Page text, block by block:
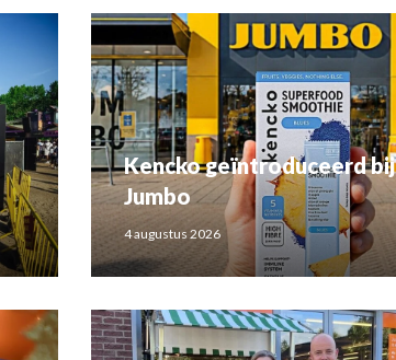
Kencko geïntroduceerd bij
Jumbo
4 augustus 2026